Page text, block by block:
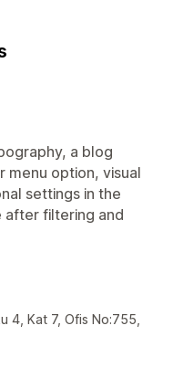
a blog
option, visual
settings in the
after filtering and
4, Kat 7, Ofis No:755,